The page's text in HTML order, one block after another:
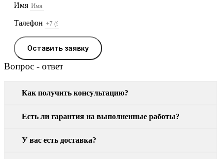
Имя
Талефон
Оставить заявку
Вопрос - ответ
Как получить консультацию?
Есть ли гарантия на выполненные работы?
У вас есть доставка?